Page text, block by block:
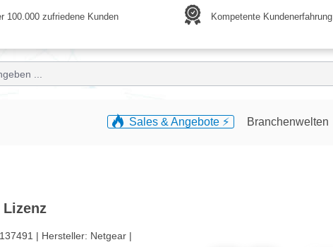
100.000 zufriedene Kunden Kompetente Kundenerfahrung
Sales & Angebote ⚡️ Branchenwelten
Lizenz
| Hersteller: Netgear |